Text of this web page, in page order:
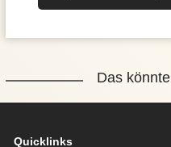
Das
Quicklinks